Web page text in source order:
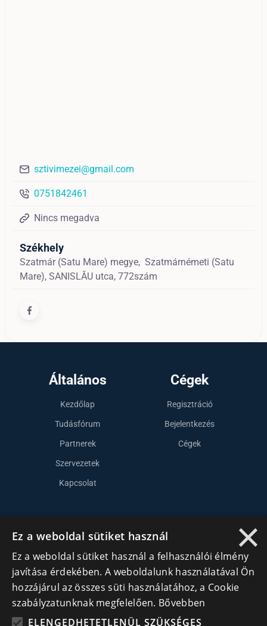
sztivimezei@gmail.com
0751842461
Nincs megadva
Székhely
Szatmár (Satu Mare) megye, Szatmárnémeti (Satu
Mare), SANISLĂU utca, 772szám
Általános
Kezdőlap
Tudásfórum
Partnerek
Szervezetek
Kapcsolat
Cégek
Regisztráció
Bejelentkezés
Cégek
+40 740 856 970
×
Ez a weboldal sütiket használ
Ez a weboldal sütiket használ a felhasználói élmény
javítása érdekében. A weboldalunk használatával Ön
hozzájárul az összes süti használatához, a Cookie
szabályzatunknak megfelelően. Bővebben
ELENGEDHETETLENÜL SZÜKSÉGES